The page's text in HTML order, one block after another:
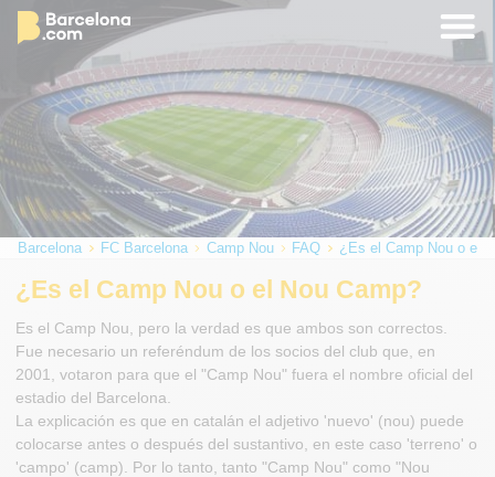
Barcelona FC Barcelona Camp Nou FAQ ¿Es el Camp Nou o el
¿Es el Camp Nou o el Nou Camp?
Es el Camp Nou, pero la verdad es que ambos son correctos.
Fue necesario un referéndum de los socios del club que, en
2001, votaron para que el "Camp Nou" fuera el nombre oficial del
estadio del Barcelona.
La explicación es que en catalán el adjetivo 'nuevo' (nou) puede
colocarse antes o después del sustantivo, en este caso 'terreno' o
'campo' (camp). Por lo tanto, tanto "Camp Nou" como "Nou